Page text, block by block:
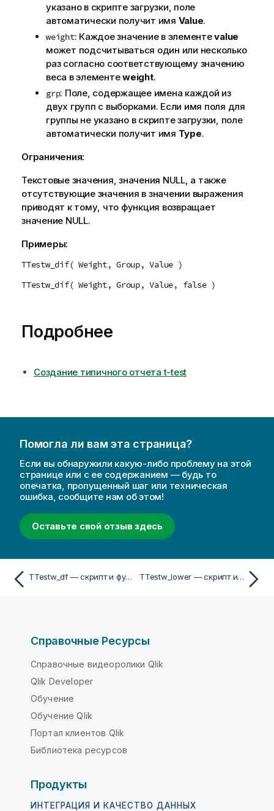
указано в скрипте загрузки, поле
автоматически получит имя Value.
weight: Каждое значение в элементеvalue
может подсчитываться один или несколько
раз согласно соответствующему значению
веса в элементеweight.
grp: Поле, содержащее имена каждой из
двух групп с выборками. Если имя поля для
группы не указано в скрипте загрузки, поле
автоматически получит имя Type.
Ограничения:
Текстовые значения, значения NULL, а также
отсутствующие значения в значении выражения
приводят к тому, что функция возвращает
значение NULL.
Примеры:
TTestw_dif( Weight, Group, Value )
TTestw_dif( Weight, Group, Value, false )
Подробнее
Создание типичного отчета t-test
Помогла ли вам эта страница?
Если вы обнаружили какую-либо проблему на этой
странице или с ее содержанием — будь то
опечатка, пропущенный шаг или техническая
ошибка, сообщите нам об этом!
Оставьте свой отзыв здесь
TTestw_df — скрипт и функция диаграммы TTestw_lower — скрипт и функция диаграммы
Справочные Ресурсы
Справочные видеоролики Qlik
Qlik Developer
Обучение
Обучение Qlik
Портал клиентов Qlik
Библиотека ресурсов
Продукты
ИНТЕГРАЦИЯ И КАЧЕСТВО ДАННЫХ